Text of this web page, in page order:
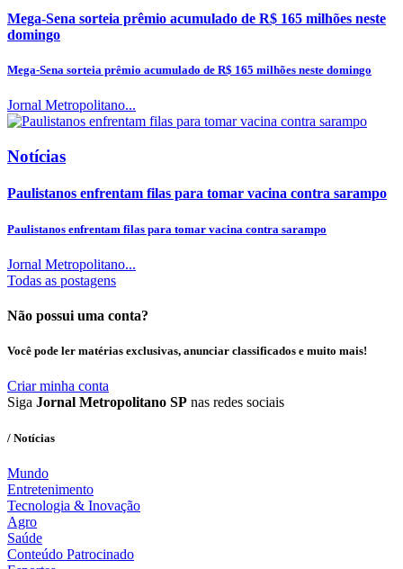
Mega-Sena sorteia prêmio acumulado de R$ 165 milhões neste
domingo
Mega-Sena sorteia prêmio acumulado de R$ 165 milhões neste domingo
Jornal Metropolitano...
Notícias
Paulistanos enfrentam filas para tomar vacina contra sarampo
Paulistanos enfrentam filas para tomar vacina contra sarampo
Jornal Metropolitano...
Todas as postagens
Não possui uma conta?
Você pode ler matérias exclusivas, anunciar classificados e muito mais!
Criar minha conta
Siga Jornal Metropolitano SP nas redes sociais
/ Notícias
Mundo
Entretenimento
Tecnologia & Inovação
Agro
Saúde
Conteúdo Patrocinado